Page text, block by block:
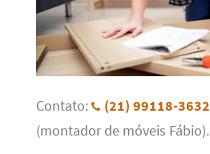
Contato: (21) 99118-3632
(montador de móveis Fábio).